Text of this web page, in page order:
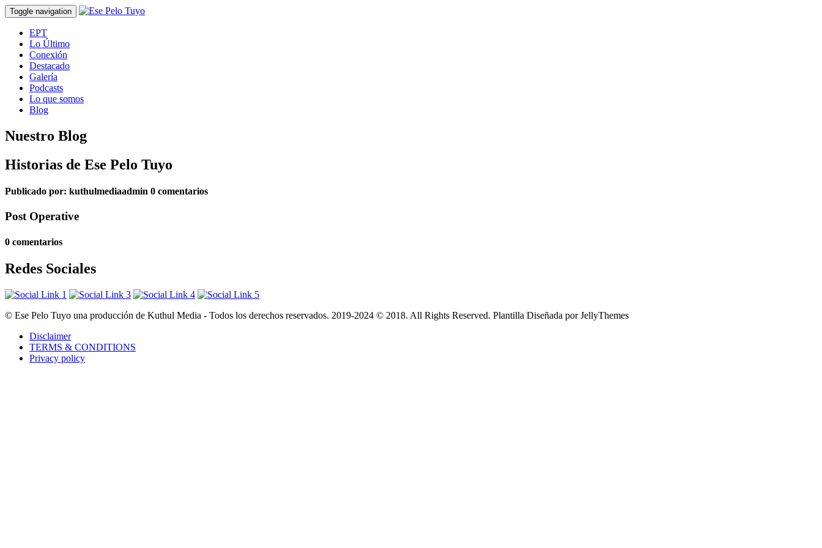
Toggle navigation
EPT
Lo Último
Conexión
Destacado
Galería
Podcasts
Lo que somos
Blog
Nuestro Blog
Historias de Ese Pelo Tuyo
Publicado por: kuthulmediaadmin 0 comentarios
Post Operative
0 comentarios
Redes Sociales
© Ese Pelo Tuyo una producción de Kuthul Media - Todos los derechos reservados. 2019-2024 © 2018. All Rights Reserved. Plantilla Diseñada por JellyThemes
Disclaimer
TERMS & CONDITIONS
Privacy policy